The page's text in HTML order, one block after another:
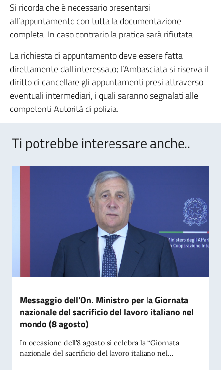
Si ricorda che è necessario presentarsi
all’appuntamento con tutta la documentazione
completa. In caso contrario la pratica sarà rifiutata.
La richiesta di appuntamento deve essere fatta
direttamente dall’interessato; l’Ambasciata si riserva il
diritto di cancellare gli appuntamenti presi attraverso
eventuali intermediari, i quali saranno segnalati alle
competenti Autorità di polizia.
Ti potrebbe interessare anche..
Messaggio dell'On. Ministro per la Giornata
nazionale del sacrificio del lavoro italiano nel
mondo (8 agosto)
In occasione dell’8 agosto si celebra la “Giornata
nazionale del sacrificio del lavoro italiano nel...